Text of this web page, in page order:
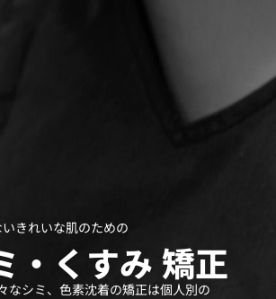
きれいな肌のための
・くすみ 矯正
なシミ、色素沈着の矯正は個人別の